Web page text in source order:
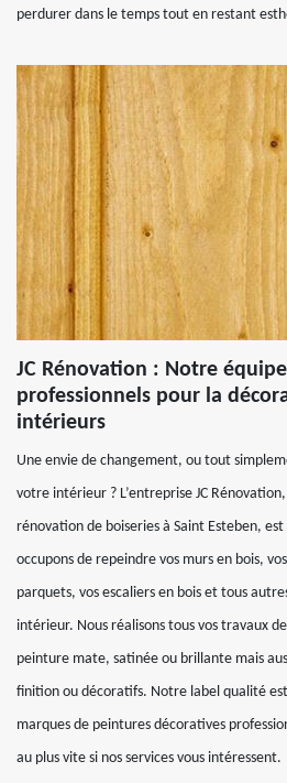
perdurer dans le temps tout en restant
JC Rénovation : Notre
professionnels pour la
intérieurs
Une envie de changement, ou tout
votre intérieur ? L’entreprise JC
rénovation de boiseries à Saint Esteben,
occupons de repeindre vos murs en bois,
parquets, vos escaliers en bois et tous
intérieur. Nous réalisons tous vos travaux
peinture mate, satinée ou brillante mais
finition ou décoratifs. Notre label qualité
marques de peintures décoratives
au plus vite si nos services vous intéressent.